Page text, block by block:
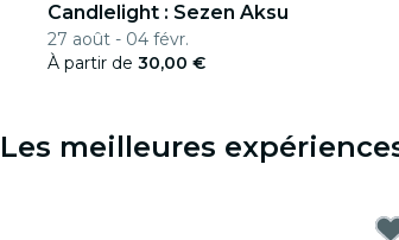
Candlelight : Sezen Aksu
27 août - 04 févr.
À partir de 30,00 €
Les meilleures